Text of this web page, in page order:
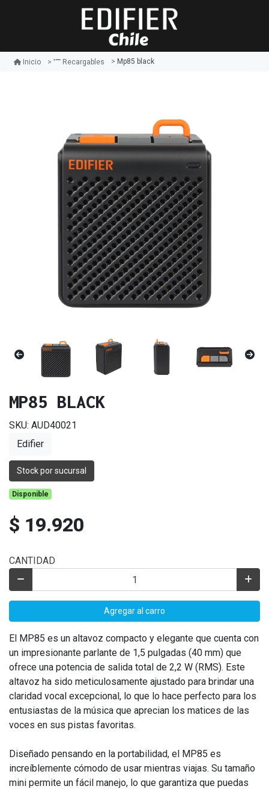
Inicio Recargables Mp85 black
MP85 BLACK
SKU: AUD40021
Edifier
Stock por sucursal
Disponible
$ 19.920
CANTIDAD
Agregar al carro
El MP85 es un altavoz compacto y elegante que cuenta con
un impresionante parlante de 1,5 pulgadas (40 mm) que
ofrece una potencia de salida total de 2,2 W (RMS). Este
altavoz ha sido meticulosamente ajustado para brindar una
claridad vocal excepcional, lo que lo hace perfecto para los
entusiastas de la música que aprecian los matices de las
voces en sus pistas favoritas.
Diseñado pensando en la portabilidad, el MP85 es
increíblemente cómodo de usar mientras viajas. Su tamaño
mini permite un fácil manejo, lo que garantiza que puedas